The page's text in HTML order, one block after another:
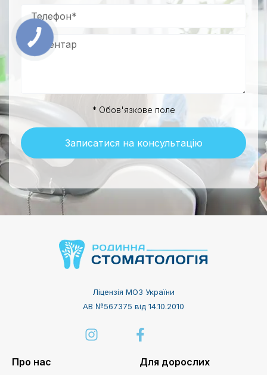
* Обов'язкове поле
Записатися на консультацію
Ліцензія МОЗ України
АВ №567375 від 14.10.2010
Про нас Для дорослих